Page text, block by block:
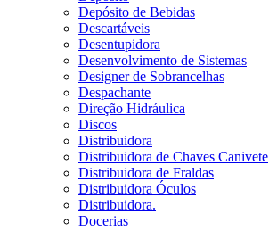
Depósito de Bebidas
Descartáveis
Desentupidora
Desenvolvimento de Sistemas
Designer de Sobrancelhas
Despachante
Direção Hidráulica
Discos
Distribuidora
Distribuidora de Chaves Canivete
Distribuidora de Fraldas
Distribuidora Óculos
Distribuidora.
Docerias